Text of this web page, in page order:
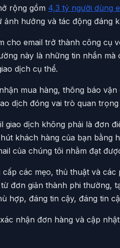
rộng gồm 4,3 tỷ người dùng
ảnh hưởng và tác động đáng
cho email trở thành công cụ
này là những tin nhắn
dịch cụ thể.
mua hàng, thông báo
dịch đóng vai trò quan
giao dịch không phải là đơn
khách hàng của bạn bằng
của chúng tôi nhằm đạt
cấp các mẹo, thủ thuật và
đơn giản thành phi thường,
hợp, đáng tin cậy, đáng tin
nhận đơn hàng và cập